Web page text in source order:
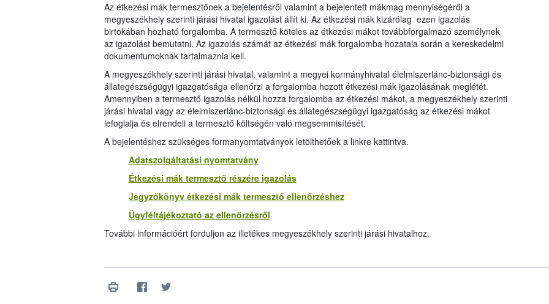
Az étkezési mák termesztőnek a bejelentésről valamint a bejelentett mákmag mennyiségéről a
megyeszékhely szerinti járási hivatal igazolást állít ki. Az étkezési mák kizárólag ezen igazolás
birtokában hozható forgalomba. A termesztő köteles az étkezési mákot továbbforgalmazó személynek
az igazolást bemutatni. Az igazolás számát az étkezési mák forgalomba hozatala során a kereskedelmi
dokumentumoknak tartalmaznia kell.
A megyeszékhely szerinti járási hivatal, valamint a megyei kormányhivatal élelmiszerlánc-biztonsági és
állategészségügyi igazgatósága ellenőrzi a forgalomba hozott étkezési mák igazolásának meglétét.
Amennyiben a termesztő igazolás nélkül hozza forgalomba az étkezési mákot, a megyeszékhely szerinti
járási hivatal vagy az élelmiszerlánc-biztonsági és állategészségügyi igazgatóság az étkezési mákot
lefoglalja és elrendeli a termesztő költségén való megsemmisítését.
A bejelentéshez szükséges formanyomtatványok letölthetőek a linkre kattintva.
Adatszolgáltatási nyomtatvány
Étkezési mák termesztő részére igazolás
Jegyzőkönyv étkezési mák termesztő ellenőrzéshez
Ügyféltájékoztató az ellenőrzésről
További információért forduljon az illetékes megyeszékhely szerinti járási hivatalhoz.